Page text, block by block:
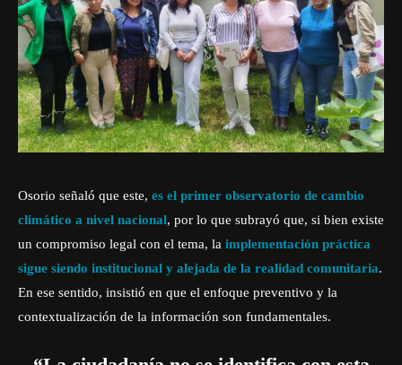
Osorio señaló que este, es el primer observatorio de cambio
climático a nivel nacional, por lo que subrayó que, si bien existe
un compromiso legal con el tema, la implementación práctica
sigue siendo institucional y alejada de la realidad comunitaria.
En ese sentido, insistió en que el enfoque preventivo y la
contextualización de la información son fundamentales.